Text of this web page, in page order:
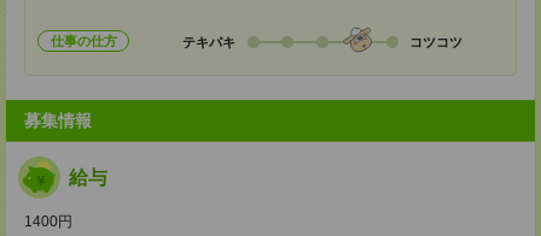
仕事の仕方 テキパキ コツコツ
募集情報
給与
1400円